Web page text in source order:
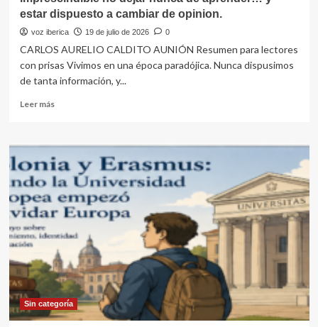
las
tragedias
previsibles…
pero,
al
siguiente,
haber
sucedido…
y
amanece,
que
no
es
estar dispuesto a cambiar de opinion.
voz iberica 19 de julio de 2026 0
CARLOS AURELIO CALDITO AUNIÓN Resumen para lectores
con prisas Vivimos en una época paradójica. Nunca dispusimos
de tanta información, y...
Leer másLeer
Para
llevar
una
buena
vida,
ser
es
imprescindible
no
dejar
nunca
de
aprender…
Sin categoría